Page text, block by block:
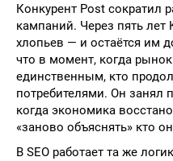
Конкурент Post сократил
кампаний. Через пять лет
хлопьев — и остаётся им
что в момент, когда рынок
единственным, кто
потребителями. Он занял
когда экономика
«заново объяснять» кто
В SEO работает та же